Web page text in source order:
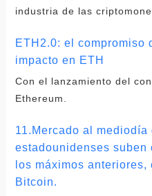
industria de las
ETH2.0: el compromiso
impacto en ETH
Con el lanzamiento del
Ethereum.
11.Mercado al
estadounidenses suben
los máximos
Bitcoin.